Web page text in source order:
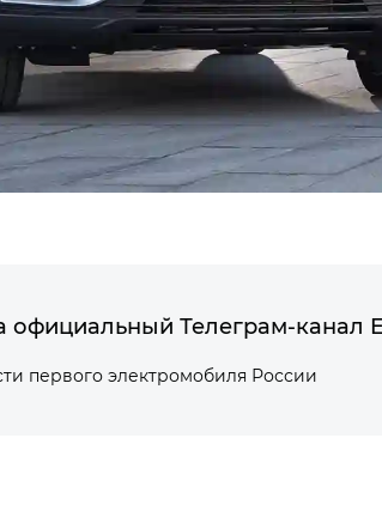
официальный Телеграм-канал
первого электромобиля России